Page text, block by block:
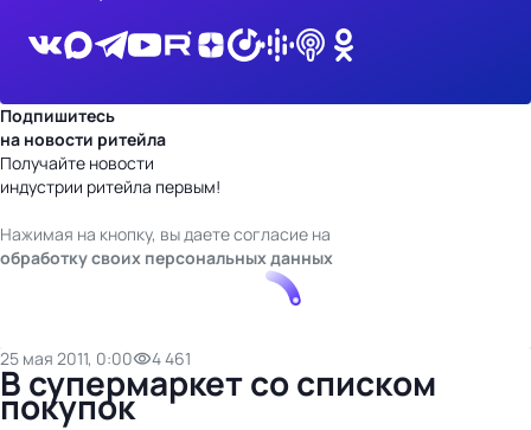
Подпишитесь
на новости ритейла
Получайте новости
индустрии ритейла первым!
Нажимая на кнопку, вы даете согласие на
обработку своих персональных данных
25 мая 2011, 0:00 4 461
В супермаркет со списком
покупок